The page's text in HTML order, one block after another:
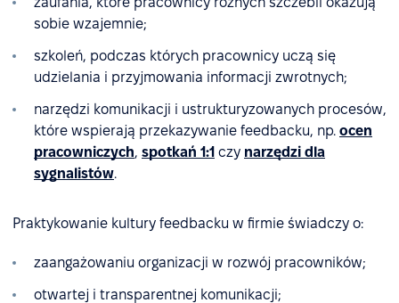
sobie wzajemnie;
szkoleń, podczas których pracownicy uczą się
udzielania i przyjmowania informacji zwrotnych;
narzędzi komunikacji i ustrukturyzowanych procesów,
które wspierają przekazywanie feedbacku, np. ocen
pracowniczych, spotkań 1:1 czy narzędzi dla
sygnalistów.
Praktykowanie kultury feedbacku w firmie świadczy o:
zaangażowaniu organizacji w rozwój pracowników;
otwartej i transparentnej komunikacji;